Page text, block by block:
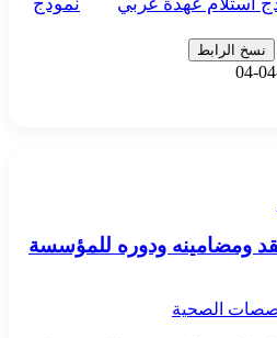
نسخ الرابط
ومضامينه ودوره للمؤسسة